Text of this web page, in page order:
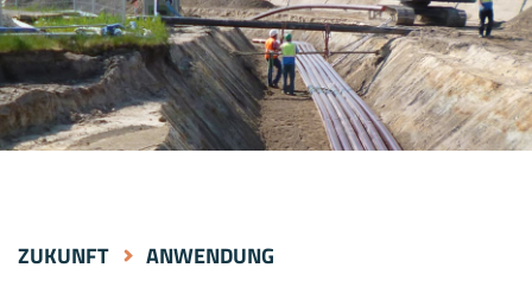
ZUKUNFT ANWENDUNG